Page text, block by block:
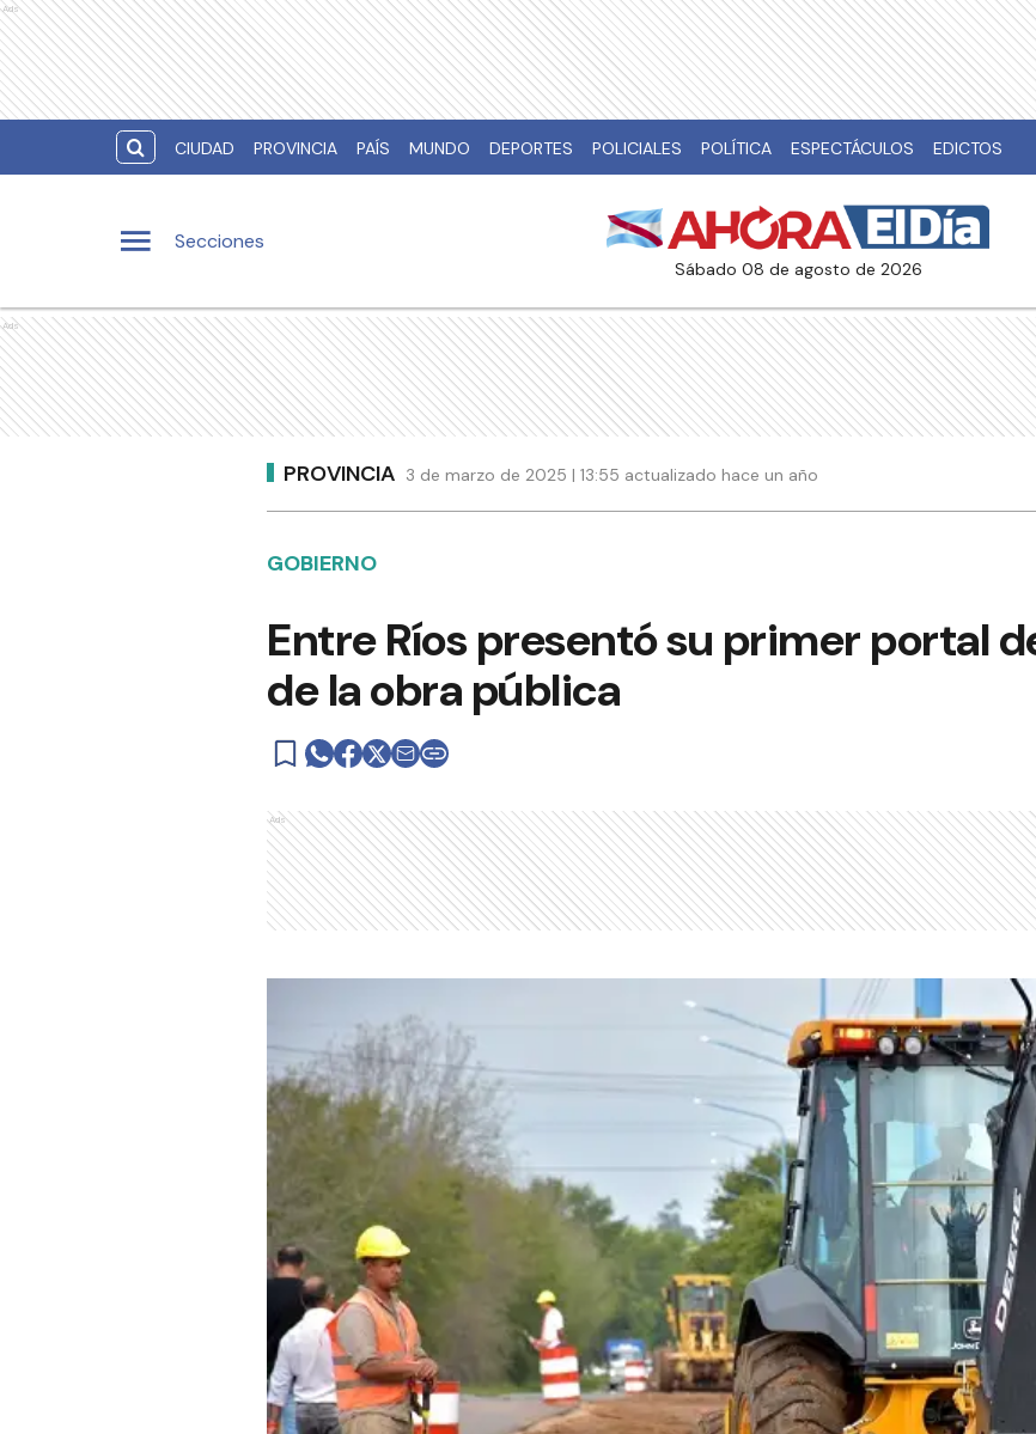
Ads
CIUDAD PROVINCIA PAÍS MUNDO DEPORTES POLICIALES POLÍTICA ESPECTÁCULOS EDICTOS
Secciones
sábado 08 de agosto de 2026
Ads
PROVINCIA 3 de marzo de 2025 | 13:55 actualizado hace un año
GOBIERNO
Entre Ríos presentó su primer portal
de la obra pública
Ads